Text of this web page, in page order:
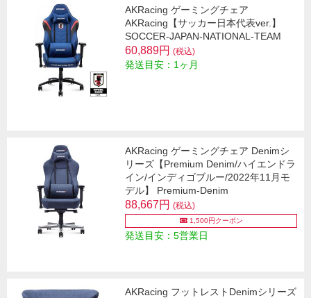
AKRacing ゲーミングチェア
AKRacing【サッカー日本代表ver.】
SOCCER-JAPAN-NATIONAL-TEAM
60,889円 (税込)
発送目安：1ヶ月
AKRacing ゲーミングチェア Denimシ
リーズ【Premium Denim/ハイエンドラ
イン/インディゴブルー/2022年11月モ
デル】 Premium-Denim
88,667円 (税込)
1,500円クーポン
発送目安：5営業日
AKRacing フットレストDenimシリーズ